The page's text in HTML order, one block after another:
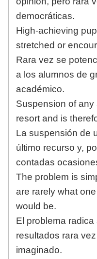
democráticas.
High-achieving
stretched or
Rara vez se
a los alumnos de
académico.
Suspension of
resort and is
La suspensión de
último recurso y,
contadas
The problem is
are rarely what
would be.
El problema
resultados rara
imaginado.